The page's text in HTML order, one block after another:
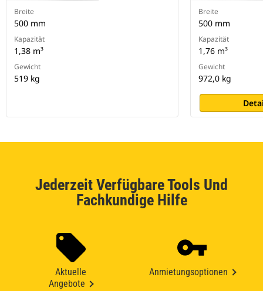
Breite
500 mm
Kapazität
1,38 m³
Gewicht
519 kg
Breite
500 mm
Kapazität
1,76 m³
Gewicht
972,0 kg
Jederzeit Verfügbare Tools Und
Fachkundige Hilfe
Aktuelle
Angebote
Anmietungsoptionen